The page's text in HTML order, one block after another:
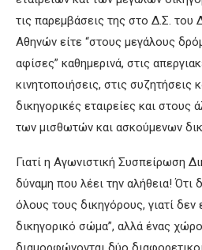
τις παρεμβάσεις της στο Δ.Σ. του
Αθηνών είτε “στους μεγάλους
αφίσες” καθημερινά, στις
κινητοποιήσεις, στις συζητήσεις
δικηγορικές εταιρείες και
των μισθωτών και ασκούμενων
Γιατί η Αγωνιστική Συσπείρωση
δύναμη που λέει την αλήθεια! Ότι
όλους τους δικηγόρους, γιατί δεν
δικηγορικό σώμα”, αλλά ένας